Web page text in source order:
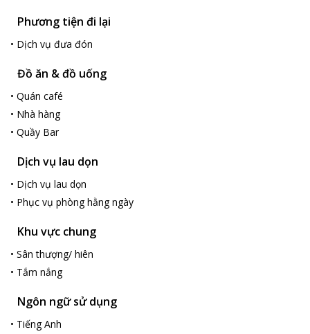
cabin tiện nghi giữa mênh mông biển trời.
Phương tiện đi lại
• Dịch vụ đưa đón
Đồ ăn & đồ uống
• Quán café
• Nhà hàng
• Quầy Bar
Dịch vụ lau dọn
• Dịch vụ lau dọn
• Phục vụ phòng hằng ngày
Khu vực chung
• Sân thượng/ hiên
• Tắm nắng
Ngôn ngữ sử dụng
• Tiếng Anh